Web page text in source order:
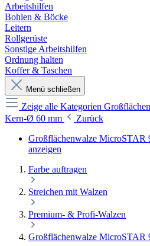
Arbeitshilfen
Bohlen & Böcke
Leitern
Rollgerüste
Sonstige Arbeitshilfen
Ordnung halten
Koffer & Taschen
Menü schließen
Zeige alle Kategorien
Kern-Ø 60 mm
Zurück
Großflächenwalze MicroSTAR
anzeigen
Farbe auftragen
Streichen mit Walzen
Premium- & Profi-Walzen
Großflächenwalze MicroSTAR